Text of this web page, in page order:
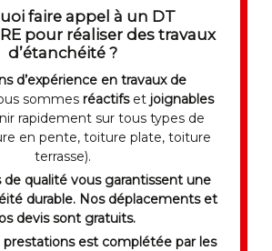
faire appel à un DT
pour réaliser destravaux
d’étanchéité ?
d’expérience en travaux de
sommes réactifset joignables
rapidement sur tous types de
en pente, toiture plate, toiture
terrasse).
de qualité vous garantissent une
durable. Nos déplacements et
devis sont gratuits.
est complétée par les